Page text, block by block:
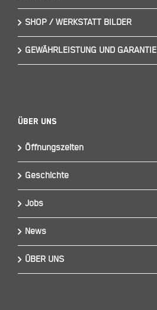
SHOP / WERKSTATT BILDER
GEWÄHRLEISTUNG UND GARANTIE
Über Uns
Öffnungszeiten
Geschichte
Jobs
News
ÜBER UNS